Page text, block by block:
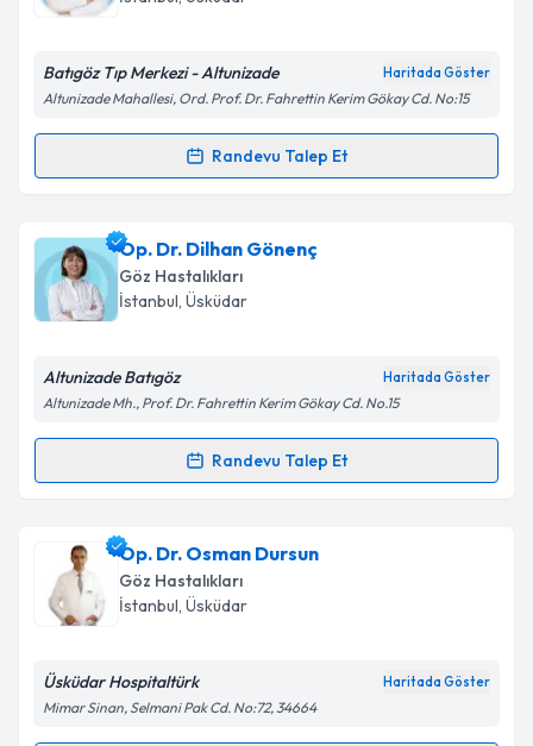
Kişisel verilerimin işlenmesine ilişkin
Metni'ni okudum ve kişisel verilerimin belirtilen
Takvim Talebini Gönder
Batıgöz Tıp Merkezi - Altunizade Haritada Göster
Altunizade Mahallesi, Ord. Prof. Dr. Fahrettin Kerim Gökay Cd. No:15
Randevu Talep Et
Randevu Takvimi Talebi
Op. Dr. Hasan Gökeriçin randevu takvimi talebi
oluşturun. Size bu uzmandan randevu almanız için bir
takvim hazırlandığında e-posta ile bilgilendireceğiz.
Kişisel verilerimin işlenmesine ilişkin
Metni'ni okudum ve kişisel verilerimin belirtilen
Takvim Talebini Gönder
Op. Dr. Dilhan Gönenç
Göz Hastalıkları
İstanbul, Üsküdar
Altunizade Batıgöz Haritada Göster
Altunizade Mh., Prof. Dr. Fahrettin Kerim Gökay Cd. No.15
Randevu Talep Et
Randevu Takvimi Talebi
Op. Dr. Dilhan Gönençiçin randevu takvimi talebi
oluşturun. Size bu uzmandan randevu almanız için bir
takvim hazırlandığında e-posta ile bilgilendireceğiz.
Op. Dr. Osman Dursun
Göz Hastalıkları
İstanbul, Üsküdar
Üsküdar Hospitaltürk Haritada Göster
Mimar Sinan, Selmani Pak Cd. No:72, 34664